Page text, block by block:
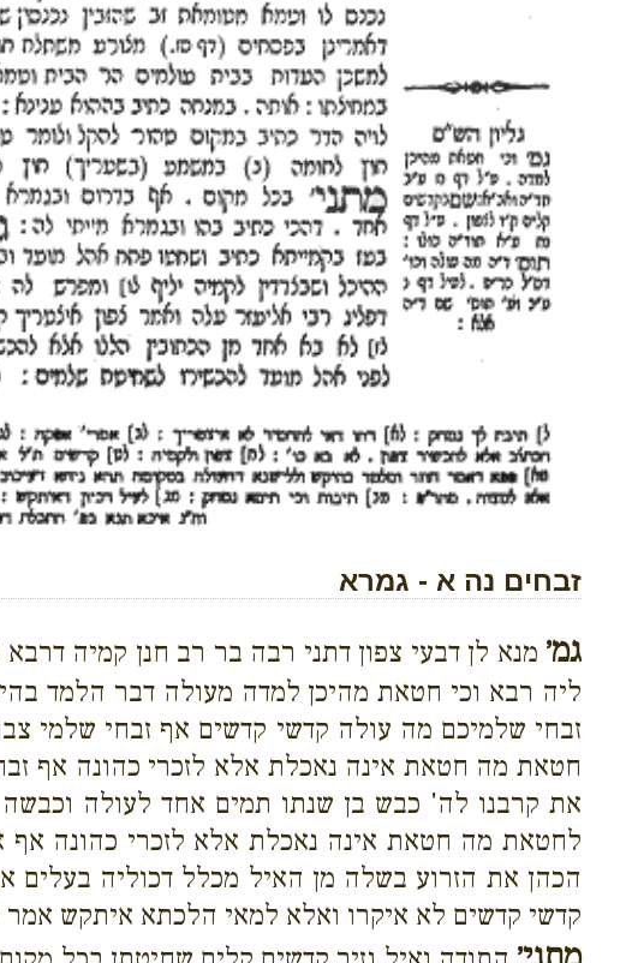
זבחים נה א - גמרא
גמ׳ מנא לן דבעי צפון דתני רבה בר רב חנן קמיה
ליה רבא וכי חטאת מהיכן למדה מעולה דבר הלמד
זבחי שלמיכם מה עולה קדשי קדשים אף זבחי שלמי
חטאת מה חטאת אינה נאכלת אלא לזכרי כהונה אף
את קרבנו לה' כבש בן שנתו תמים אחד לעולה
לחטאת מה חטאת אינה נאכלת אלא לזכרי כהונה אף
הכהן את הזרוע בשלה מן האיל מכלל דכוליה בעלים
קדשי קדשים לא איקרו ואלא למאי הלכתא איתקש